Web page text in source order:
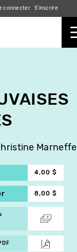
connecter S'inscrire
Marneffe
4,00 $
8,00 $